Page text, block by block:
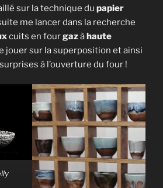
sur la technique du papier
me lancer dans la recherche
cuits en fourgazàhaute
jouer sur la superposition et ainsi
à l’ouverture du four !